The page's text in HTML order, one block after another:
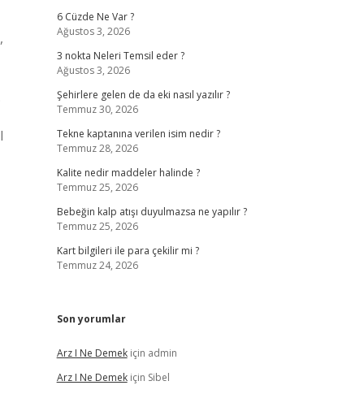
6 Cüzde Ne Var ?
Ağustos 3, 2026
3 nokta Neleri Temsil eder ?
Ağustos 3, 2026
Şehirlere gelen de da eki nasıl yazılır ?
Temmuz 30, 2026
Tekne kaptanına verilen isim nedir ?
Temmuz 28, 2026
Kalite nedir maddeler halinde ?
Temmuz 25, 2026
Bebeğin kalp atışı duyulmazsa ne yapılır ?
Temmuz 25, 2026
Kart bilgileri ile para çekilir mi ?
Temmuz 24, 2026
Son yorumlar
Arz I Ne Demekiçin admin
Arz I Ne Demekiçin Sibel